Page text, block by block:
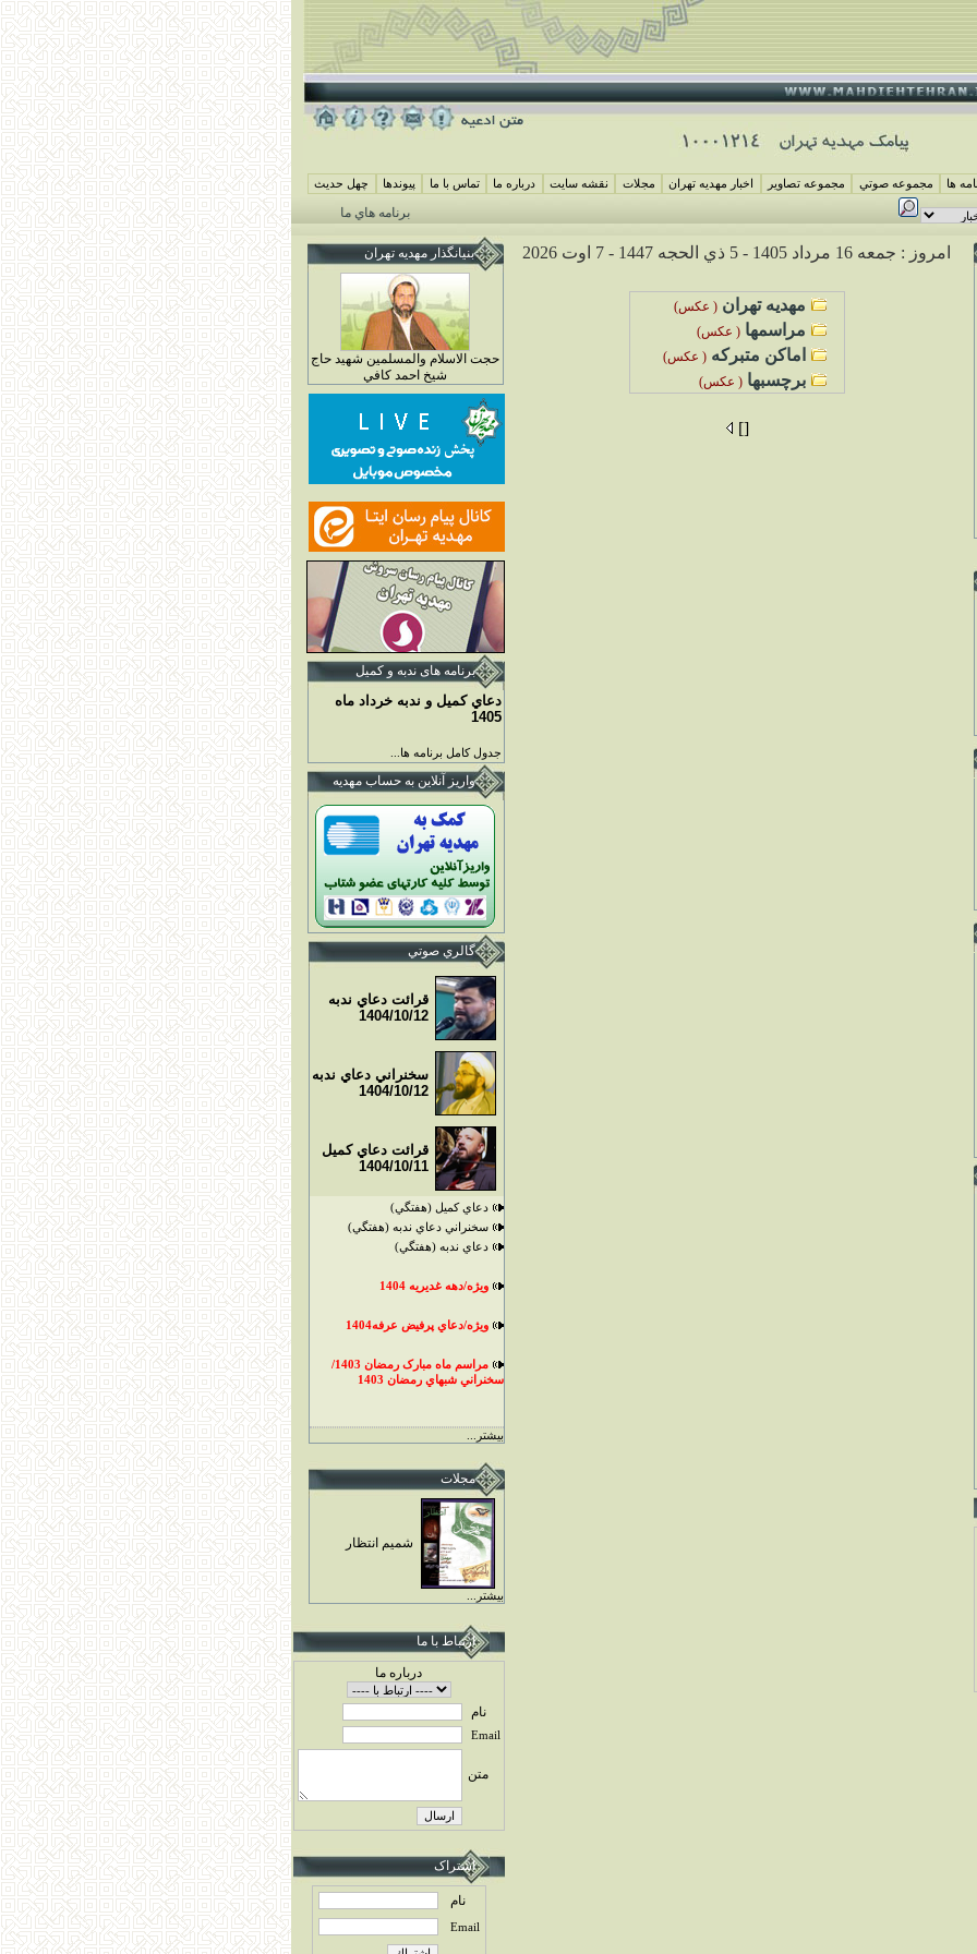
چهل حديث پيوندها تماس با ما درباره ما نقشه سايت مجلات اخبار مهديه تهران مجموعه تصاوير مجموعه صوتي ها
برنامه هاي ماه محرم مهديه تهران 1405 همايش شيرخوارگان حسيني ( جمعه 29 خرداد ماه 4 محرم 1448)
امروز : جمعه 16 مرداد 1405 - 7 اوت 2026
مهديه تهران ( عکس)
مراسمها ( عکس)
اماکن متبرکه ( عکس)
برچسبها ( عکس)
[]
بنيانگذار مهديه تهران
حجت الاسلام والمسلمين شهيد حاج
شيخ احمد کافي
برنامه های ندبه و کمیل
دعاي کميل و ندبه خرداد ماه
1405
جدول کامل برنامه ها...
واريز آنلاين به حساب مهديه
گالري صوتي
قرائت دعاي ندبه
1404/10/12
سخنراني دعاي ندبه
1404/10/12
قرائت دعاي کميل
1404/10/11
دعاي کميل (هفتگي)
سخنراني دعاي ندبه (هفتگي)
دعاي ندبه (هفتگي)
ويژه/دهه غديريه 1404
ويژه/دعاي پرفيض عرفه1404
مراسم ماه مبارک رمضان 1403/
سخنراني شبهاي رمضان 1403
بيشتر...
مجلات
شميم انتظار
بيشتر...
ارتباط با ما
درباره ما
نام
Email
متن
اشتراک
نام
Email